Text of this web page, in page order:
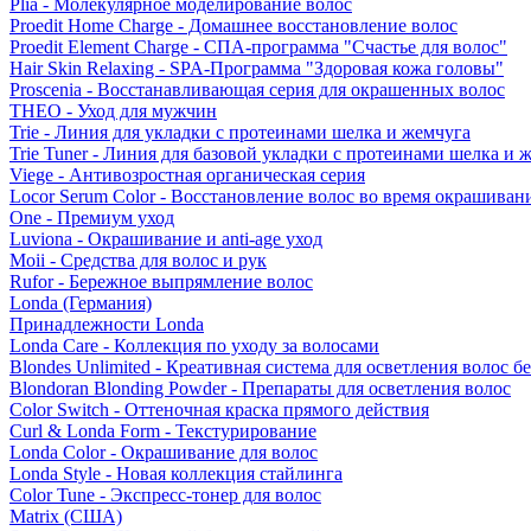
Plia - Молекулярное моделирование волос
Proedit Home Charge - Домашнее восстановление волос
Proedit Element Charge - СПА-программа "Счастье для волос"
Hair Skin Relaxing - SPA-Программа "Здоровая кожа головы"
Proscenia - Восстанавливающая серия для окрашенных волос
THEO - Уход для мужчин
Trie - Линия для укладки с протеинами шелка и жемчуга
Trie Tuner - Линия для базовой укладки с протеинами шелка и
Viege - Антивозростная органическая серия
Locor Serum Color - Восстановление волос во время
One - Премиум уход
Luviona - Окрашивание и anti-age уход
Moii - Средства для волос и рук
Rufor - Бережное выпрямление волос
Londa (Германия)
Принадлежности Londa
Londa Care - Коллекция по уходу за волосами
Blondes Unlimited - Креативная система для осветления волос
Blondoran Blonding Powder - Препараты для осветления волос
Color Switch - Оттеночная краска прямого действия
Curl & Londa Form - Текстурирование
Londa Color - Окрашивание для волос
Londa Style - Новая коллекция стайлинга
Color Tune - Экспресс-тонер для волос
Matrix (США)